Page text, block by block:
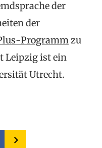
der
der
Programmzu
Leipzig ist ein
Utrecht.